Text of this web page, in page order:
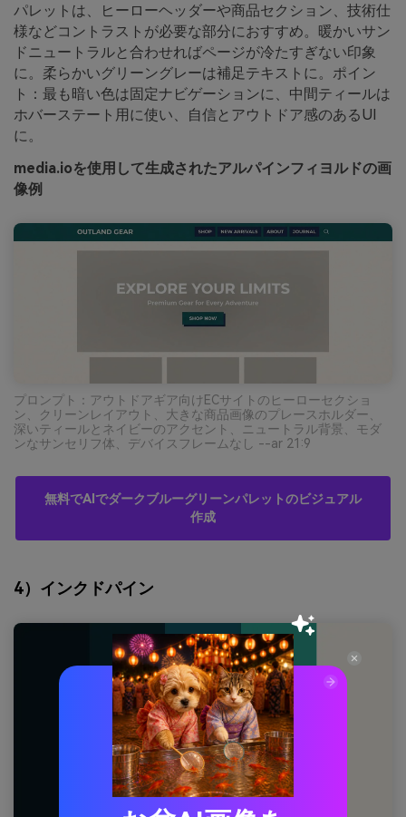
パレットは、ヒーローヘッダーや商品セクション、技術仕
様などコントラストが必要な部分におすすめ。暖かいサン
ドニュートラルと合わせればページが冷たすぎない印象
に。柔らかいグリーングレーは補足テキストに。ポイン
ト：最も暗い色は固定ナビゲーションに、中間ティールは
ホバーステート用に使い、自信とアウトドア感のあるUI
に。
media.ioを使用して生成されたアルパインフィヨルドの画
像例
プロンプト：アウトドアギア向けECサイトのヒーローセクショ
ン、クリーンレイアウト、大きな商品画像のプレースホルダー、
深いティールとネイビーのアクセント、ニュートラル背景、モダ
ンなサンセリフ体、デバイスフレームなし --ar 21:9
無料でAIでダークブルーグリーンパレットのビジュアル
作成
4）インクドパイン